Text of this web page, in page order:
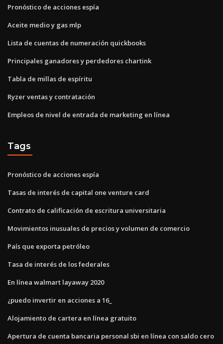
Pronóstico de acciones espía
Aceite medio y gas mlp
Lista de cuentas de numeración quickbooks
Principales ganadores y perdedores chartink
Tabla de millas de espíritu
Ryzer ventas y contratación
Empleos de nivel de entrada de marketing en línea
Tags
Pronóstico de acciones espía
Tasas de interés de capital one venture card
Contrato de calificación de escritura universitaria
Movimientos inusuales de precios y volumen de comercio
País que exporta petróleo
Tasa de interés de los federales
En línea walmart layaway 2020
¿puedo invertir en acciones a 16_
Alojamiento de cartera en línea gratuito
Apertura de cuenta bancaria personal sbi en línea con saldo cero